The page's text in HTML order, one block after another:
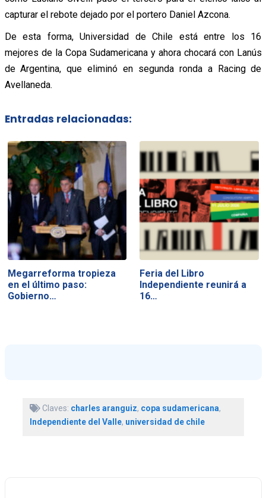
capturar el rebote dejado por el portero Daniel Azcona.
De esta forma, Universidad de Chile está entre los 16
mejores de la Copa Sudamericana y ahora chocará con Lanús
de Argentina, que eliminó en segunda ronda a Racing de
Avellaneda.
Entradas relacionadas:
Megarreforma tropieza
en el último paso:
Gobierno…
Feria del Libro
Independiente reunirá a
16…
Claves: charles aranguiz, copa sudamericana,
Independiente del Valle, universidad de chile